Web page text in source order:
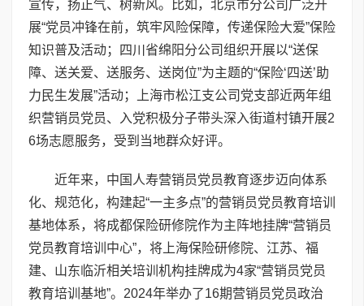
宣传，扬正气、树新风。比如，北京市分公司广泛开
展“党员冲锋在前，筑牢风险保障，传递保险大爱”保险
知识普及活动；四川省绵阳分公司组织开展以“送保
障、送关爱、送服务、送岗位”为主题的“保险‘四送’助
力民生发展”活动；上海市松江支公司党支部近两年组
织营销员党员、入党积极分子带头深入街道村镇开展2
6场志愿服务，受到当地群众好评。
近年来，中国人寿营销员党员教育逐步迈向体系
化、规范化，构建起“一主多点”的营销员党员教育培训
基地体系，将成都保险研修院作为主阵地挂牌“营销员
党员教育培训中心”，将上海保险研修院、江苏、福
建、山东临沂相关培训机构挂牌成为4家“营销员党员
教育培训基地”。2024年举办了16期营销员党员政治